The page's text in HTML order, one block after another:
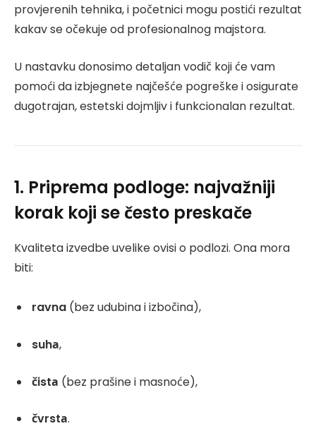
provjerenih tehnika, i početnici mogu postići rezultat
kakav se očekuje od profesionalnog majstora.
U nastavku donosimo detaljan vodič koji će vam
pomoći da izbjegnete najčešće pogreške i osigurate
dugotrajan, estetski dojmljiv i funkcionalan rezultat.
1. Priprema podloge: najvažniji
korak koji se često preskače
Kvaliteta izvedbe uvelike ovisi o podlozi. Ona mora
biti:
ravna (bez udubina i izbočina),
suhа,
čistа (bez prašine i masnoće),
čvrstа.